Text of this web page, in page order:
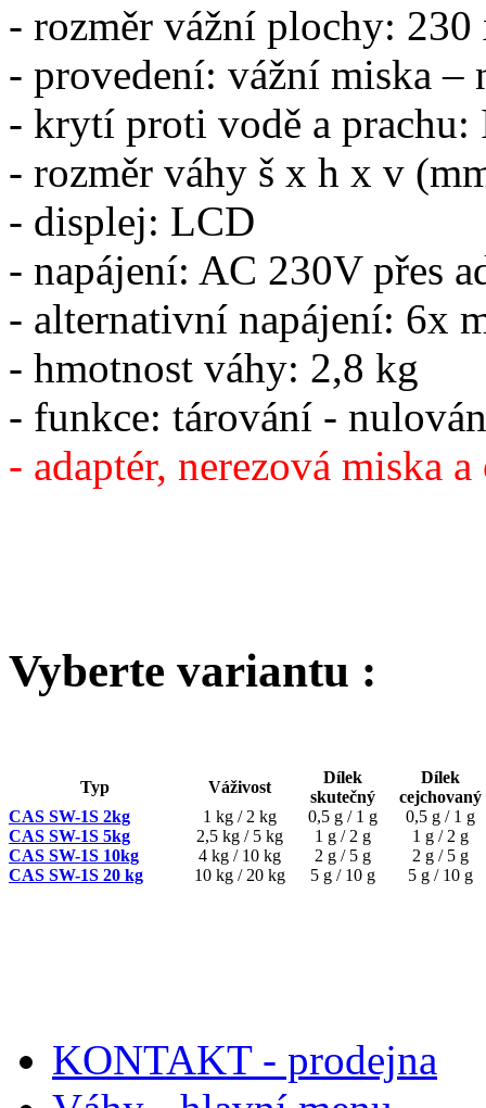
- rozměr vážní plochy: 230
- provedení: vážní miska –
- krytí proti vodě a prachu:
- rozměr váhy š x h x v
- displej: LCD
- napájení: AC 230V přes
- alternativní napájení: 6x
- hmotnost váhy: 2,8 kg
- funkce: tárování -
- adaptér, nerezová miska
Vyberte variantu :
Typ Váživost
Dílek
skutečný
Dílek
cejchovaný
CAS SW-1S 2kg
1 kg / 2 kg 0,5 g / 1 g
0,5 g / 1 g
CAS SW-1S 5kg
2,5 kg / 5 kg 1 g / 2 g
1 g / 2 g
CAS SW-1S 10kg
4 kg / 10 kg 2 g / 5 g
2 g / 5 g
CAS SW-1S 20 kg
10 kg / 20 kg 5 g / 10 g 5 g / 10 g
KONTAKT - prodejna